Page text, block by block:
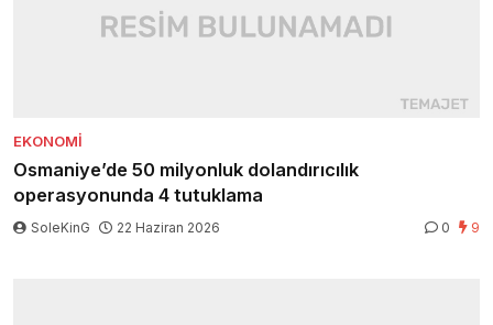
EKONOMI
Osmaniye’de 50 milyonluk dolandırıcılık
operasyonunda 4 tutuklama
SoleKinG 22 Haziran 2026 0 9